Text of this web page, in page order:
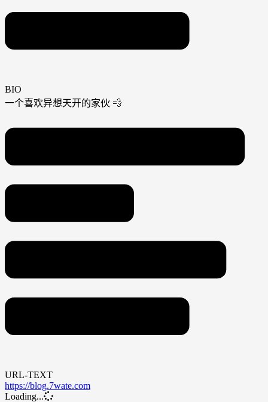
BIO
一个喜欢异想天开的家伙 💨
URL-TEXT
https://blog.7wate.com
Loading...